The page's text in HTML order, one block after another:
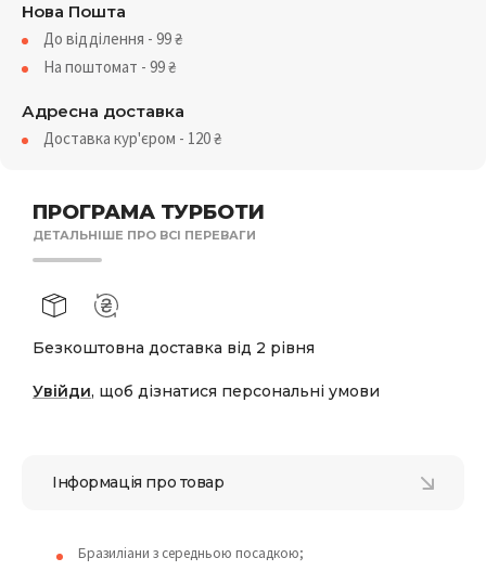
ПРОГРАМА ТУРБОТИ
ДЕТАЛЬНІШЕ ПРО ВСІ ПЕРЕВАГИ
Безкоштовна доставка від 2 рівня
Увійди, щоб дізнатися персональні умови
Нова Пошта
До відділення - 99₴
На поштомат - 99₴
Адресна доставка
Доставка кур'єром - 120₴
Інформація про товар
Бразиліани з середньою посадкою;